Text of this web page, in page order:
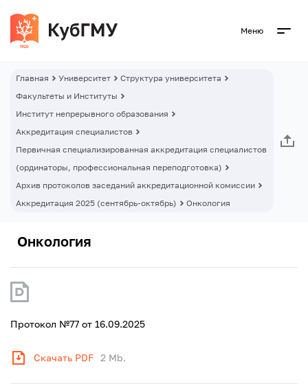
Меню
Главная Университет
Структура университета
Факультеты и Институты
Институт непрерывного образования
Аккредитация специалистов
Первичная специализированная аккредитация специалистов
(ординаторы, профессиональная переподготовка)
Архив протоколов заседаний аккредитационной комиссии
Аккредитация 2025 (сентябрь-октябрь)
Онкология
Онкология
Протокол №77 от 16.09.2025
Скачать PDF 2 Mb.